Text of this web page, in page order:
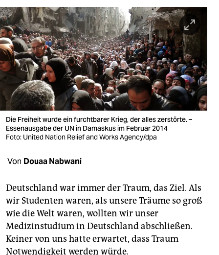
sport
berlin
nord
wahrheit
verlag
verlag
veranstaltungen
unterstützen
abo
genossenschaft
epaper login
Die Freiheit wurde ein furchtbarer Krieg, der alles zerstörte. –
Essenausgabe der UN in Damaskus im Februar 2014
Foto: United Nation Relief and Works Agency/dpa
Von Douaa Nabwani
Deutschland war immer der Traum, das Ziel. Als
wir Studenten waren, als unsere Träume so groß
wie die Welt waren, wollten wir unser
Medizinstudium in Deutschland abschließen.
Keiner von uns hatte erwartet, dass Traum
Notwendigkeit werden würde.